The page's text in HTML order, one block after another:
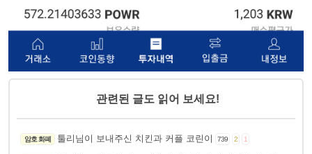
관련된 글도 읽어 보세요!
암호 화폐 툴리님이 보내주신 치킨과 커플 코린이 739 2 1